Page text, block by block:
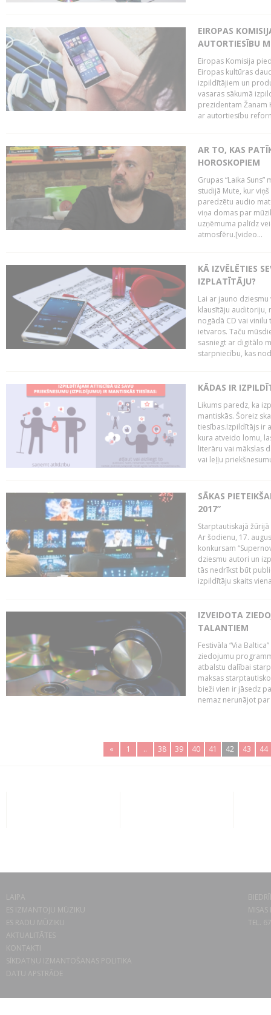
EIROPAS
AUTORTIESĪBU
Eiropas Komisija
Eiropas kultūras
izpildītājiem un
vasaras sākumā
prezidentam Žanam
ar autortiesību
AR TO, KAS
HOROSKOPIEM
Grupas “Laika
studijā Mute, kur
paredzētu audio
viņa domas par
uzņēmuma palīdz
atmosfēru.[video...
KĀ IZVĒLĒTIES
IZPLATĪTĀJU?
Lai ar jauno
klausītāju auditoriju,
nogādā CD vai
ietvaros. Taču
sasniegt ar digitālo
starpniecību, kas
KĀDAS IR
Likums paredz, ka
mantiskās. Šoreiz
tiesības.Izpildītājs ir
kura atveido lomu,
literāru vai mākslas
vai leļļu
SĀKAS
2017”
Starptautiskajā
Ar šodienu, 17.
konkursam
dziesmu autori un
tās nedrīkst būt
izpildītāju skaits
IZVEIDOTA
TALANTIEM
Festivāla “Via
ziedojumu
atbalstu dalībai
maksas
bieži vien ir jāsedz
nemaz nerunājot
« 1 .. 38 39 40 41 42 43 44
LAIPA
ES IZMANTOJU MŪZIKU
ES RADU MŪZIKU
AKTUALITĀTES
KONTAKTI
SĪKDATŅU IZMANTOŠANAS POLITIKA
DATU APSTRĀDE
TEL.